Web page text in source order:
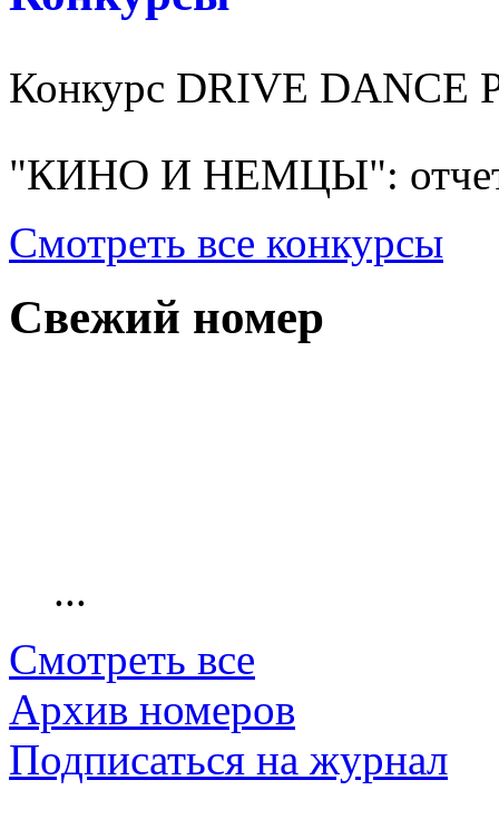
Конкурс DRIVE DANCE
"КИНО И НЕМЦЫ": отчет
Смотреть все конкурсы
Свежий номер
...
Смотреть все
Архив номеров
Подписаться на журнал